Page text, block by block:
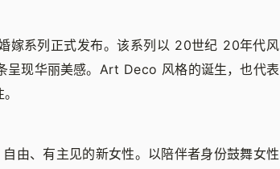
嫁系列正式发布。该系列以 20世纪 20年代风
现华丽美感。Art Deco 风格的诞生，也代表
由、有主见的新女性。以陪伴者身份鼓舞女性